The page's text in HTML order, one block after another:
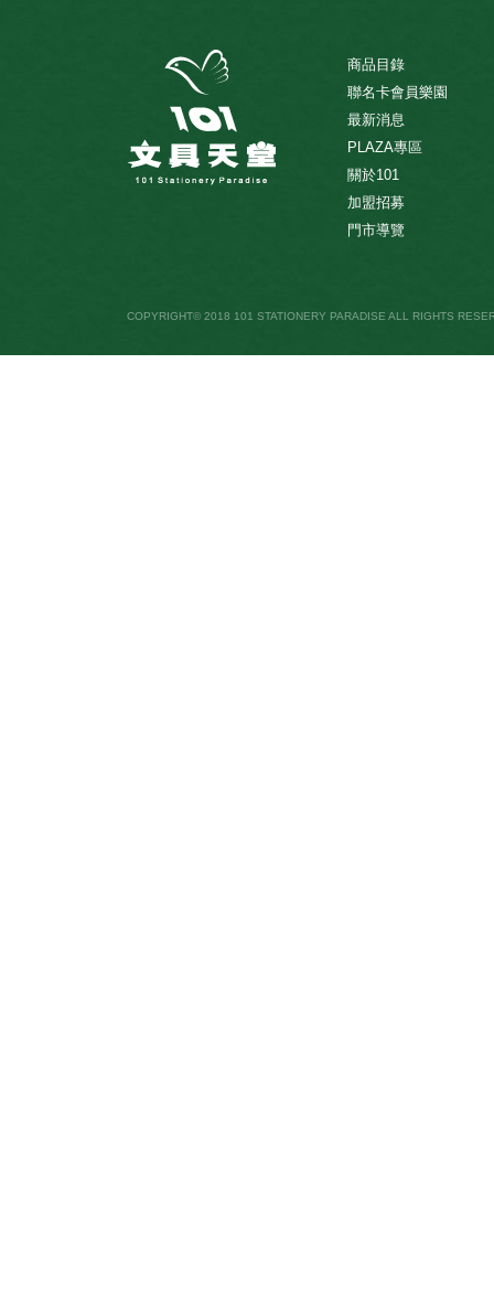
商品目錄
聯名卡會員樂園
最新消息
PLAZA專區
關於101
加盟招募
門市導覽
COPYRIGHT© 2018 101 STATIONERY PARADISE ALL RIGHTS